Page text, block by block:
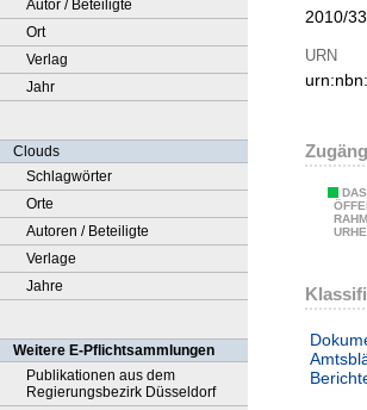
Autor / Beteiligte
Ort
Verlag
Jahr
Clouds
Schlagwörter
Orte
Autoren / Beteiligte
Verlage
Jahre
Weitere E-Pflichtsammlungen
Publikationen aus dem
Regierungsbezirk Düsseldorf
2010/33
URN